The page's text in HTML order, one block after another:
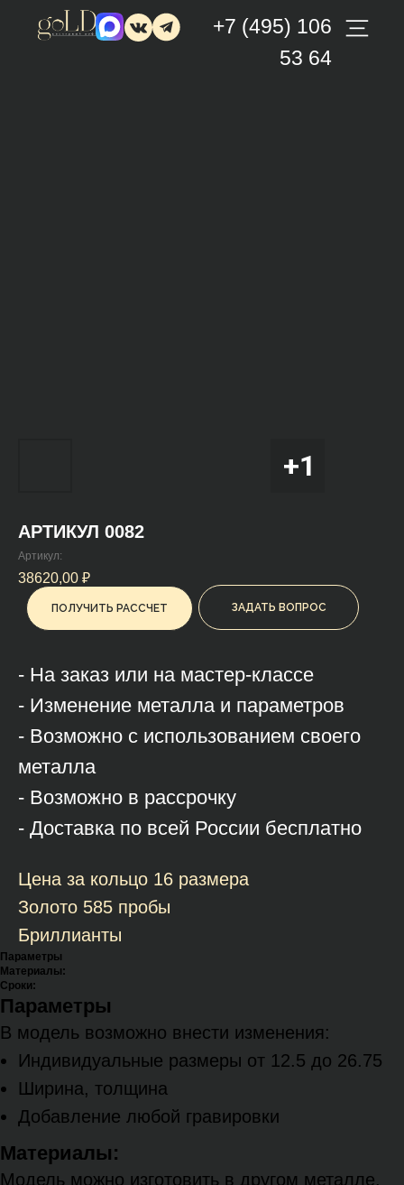
+7 (495) 106
53 64
ПОЛУЧИТЬ РАССЧЕТ ЗАДАТЬ ВОПРОС
АРТИКУЛ 0082
Артикул:
38620,00 ₽
- На заказ или на мастер-классе
- Изменение металла и параметров
- Возможно с использованием своего
металла
- Возможно в рассрочку
- Доставка по всей России бесплатно
Цена за кольцо 16 размера
Золото 585 пробы
Бриллианты
Параметры
Материалы:
Сроки:
Параметры
В модель возможно внести изменения:
Индивидуальные размеры от 12.5 до 26.75
Ширина, толщина
Добавление любой гравировки
Материалы:
Модель можно изготовить в другом металле,